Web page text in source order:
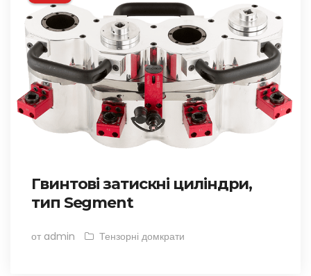
Гвинтові затискні циліндри,
тип Segment
от admin Тензорні домкрати